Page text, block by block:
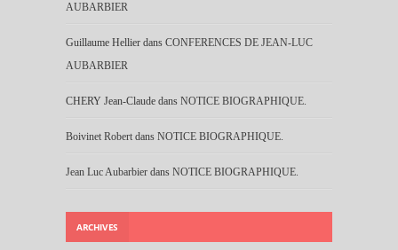
AUBARBIER
Guillaume Hellier dans CONFERENCES DE JEAN-LUC
AUBARBIER
CHERY Jean-Claude dans NOTICE BIOGRAPHIQUE.
Boivinet Robert dans NOTICE BIOGRAPHIQUE.
Jean Luc Aubarbier dans NOTICE BIOGRAPHIQUE.
ARCHIVES